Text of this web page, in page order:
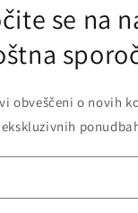
se na
obveščeni o novih
ekskluzivnih